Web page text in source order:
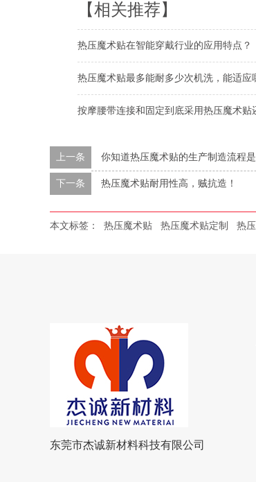
【相关推荐】
热压魔术贴在智能穿戴行业的应用特点？
热压魔术贴最多能耐多少次机洗，能适应
按摩腰带连接和固定到底采用热压魔术贴
上一条 你知道热压魔术贴的生产制造流程
下一条 热压魔术贴耐用性高，贼抗造！
本文标签： 热压魔术贴 热压魔术贴定制 热
东莞市杰诚新材料科技有限公司